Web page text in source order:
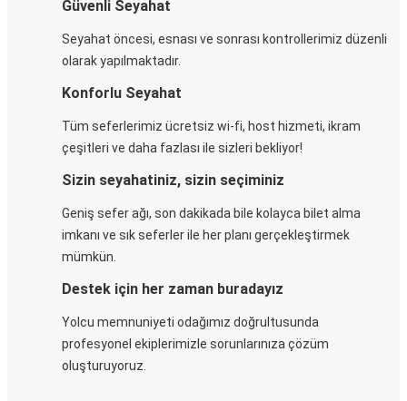
Güvenli Seyahat
Seyahat öncesi, esnası ve sonrası kontrollerimiz düzenli
olarak yapılmaktadır.
Konforlu Seyahat
Tüm seferlerimiz ücretsiz wi-fi, host hizmeti, ikram
çeşitleri ve daha fazlası ile sizleri bekliyor!
Sizin seyahatiniz, sizin seçiminiz
Geniş sefer ağı, son dakikada bile kolayca bilet alma
imkanı ve sık seferler ile her planı gerçekleştirmek
mümkün.
Destek için her zaman buradayız
Yolcu memnuniyeti odağımız doğrultusunda
profesyonel ekiplerimizle sorunlarınıza çözüm
oluşturuyoruz.